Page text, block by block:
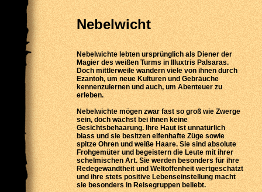
Nebelwicht
Nebelwichte lebten ursprünglich als Diener der
Magier des weißen Turms in Illuxtris Palsaras.
Doch mittlerweile wandern viele von ihnen durch
Ezantoh, um neue Kulturen und Gebräuche
kennenzulernen und auch, um Abenteuer zu
erleben.
Nebelwichte mögen zwar fast so groß wie Zwerge
sein, doch wächst bei ihnen keine
Gesichtsbehaarung. Ihre Haut ist unnatürlich
blass und sie besitzen elfenhafte Züge sowie
spitze Ohren und weiße Haare. Sie sind absolute
Frohgemüter und begeistern die Leute mit ihrer
schelmischen Art. Sie werden besonders für ihre
Redegewandtheit und Weltoffenheit wertgeschätzt
und ihre stets positive Lebenseinstellung macht
sie besonders in Reisegruppen beliebt.